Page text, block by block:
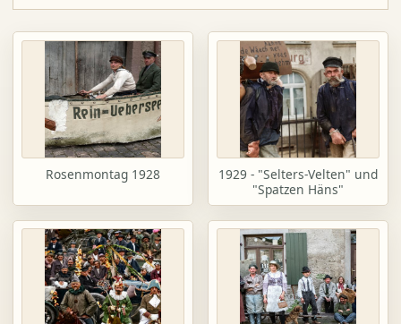
Rosenmontag 1928
1929 - "Selters-Velten" und
"Spatzen Häns"